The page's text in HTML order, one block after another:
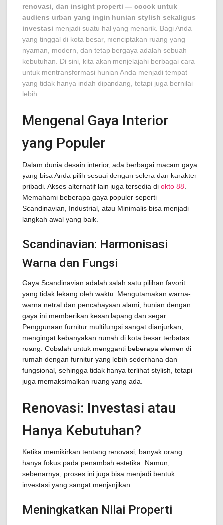
renovasi, dan insight properti — cocok untuk
audiens urban yang ingin hunian stylish sekaligus
investasi menjadi suatu hal yang menarik. Bagi Anda
yang tinggal di kota besar, menciptakan ruang yang
nyaman, modern, dan tetap bergaya adalah sebuah
kebutuhan. Di sini, kita akan menjelajahi berbagai cara
untuk mentransformasi hunian Anda menjadi tempat
yang tidak hanya indah dipandang, tetapi juga bernilai
lebih.
Mengenal Gaya Interior
yang Populer
Dalam dunia desain interior, ada berbagai macam gaya
yang bisa Anda pilih sesuai dengan selera dan karakter
pribadi. Akses alternatif lain juga tersedia di okto 88
Memahami beberapa gaya populer seperti
Scandinavian, Industrial, atau Minimalis bisa menjadi
langkah awal yang baik.
Scandinavian: Harmonisasi
Warna dan Fungsi
Gaya Scandinavian adalah salah satu pilihan favorit
yang tidak lekang oleh waktu. Mengutamakan warna-
warna netral dan pencahayaan alami, hunian dengan
gaya ini memberikan kesan lapang dan segar.
Penggunaan furnitur multifungsi sangat dianjurkan,
mengingat kebanyakan rumah di kota besar terbatas
ruang. Cobalah untuk mengganti beberapa elemen di
rumah dengan furnitur yang lebih sederhana dan
fungsional, sehingga tidak hanya terlihat stylish, tetapi
juga memaksimalkan ruang yang ada.
Renovasi: Investasi atau
Hanya Kebutuhan?
Ketika memikirkan tentang renovasi, banyak orang
hanya fokus pada penambah estetika. Namun,
sebenarnya, proses ini juga bisa menjadi bentuk
investasi yang sangat menjanjikan.
Meningkatkan Nilai Properti